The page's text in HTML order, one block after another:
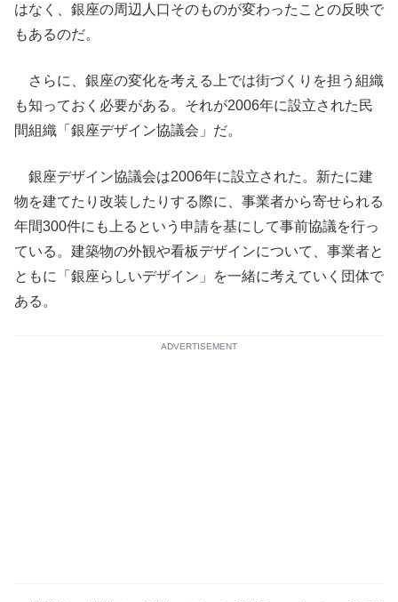
はなく、銀座の周辺人口そのものが変わったことの反映で
もあるのだ。
さらに、銀座の変化を考える上では街づくりを担う組織
も知っておく必要がある。それが2006年に設立された民
間組織「銀座デザイン協議会」だ。
銀座デザイン協議会は2006年に設立された。新たに建
物を建てたり改装したりする際に、事業者から寄せられる
年間300件にも上るという申請を基にして事前協議を行っ
ている。建築物の外観や看板デザインについて、事業者と
ともに「銀座らしいデザイン」を一緒に考えていく団体で
ある。
ADVERTISEMENT